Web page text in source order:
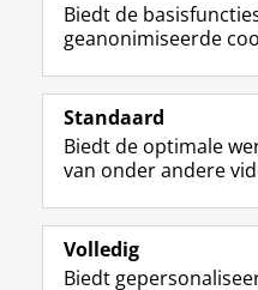
Volg de RUG
Studiekiezers
Alumni
Biedt de
geanonimiseerde
Standaard
Biedt de optimale
van onder andere
Volledig
Biedt